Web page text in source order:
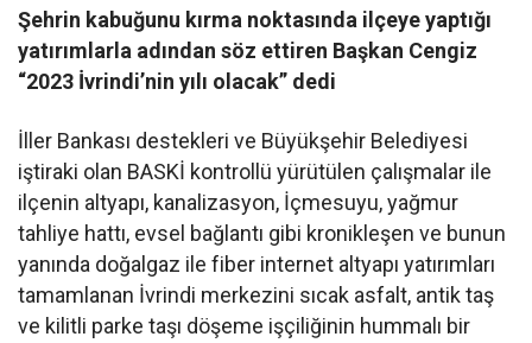
Şehrin kabuğunu kırma noktasında ilçeye yaptığı
yatırımlarla adından söz ettiren Başkan Cengiz
“2023 İvrindi’nin yılı olacak” dedi
İller Bankası destekleri ve Büyükşehir Belediyesi
iştiraki olan BASKİ kontrollü yürütülen çalışmalar ile
ilçenin altyapı, kanalizasyon, İçmesuyu, yağmur
tahliye hattı, evsel bağlantı gibi kronikleşen ve bunun
yanında doğalgaz ile fiber internet altyapı yatırımları
tamamlanan İvrindi merkezini sıcak asfalt, antik taş
ve kilitli parke taşı döşeme işçiliğinin hummalı bir